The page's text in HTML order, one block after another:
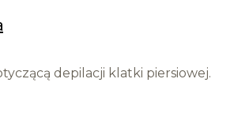
depilacji klatki piersiowej.